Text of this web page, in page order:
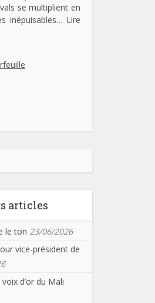
se multiplient en
inépuisables… Lire
articles
le ton 23/06/2026
vice-président de
d’or du Mali